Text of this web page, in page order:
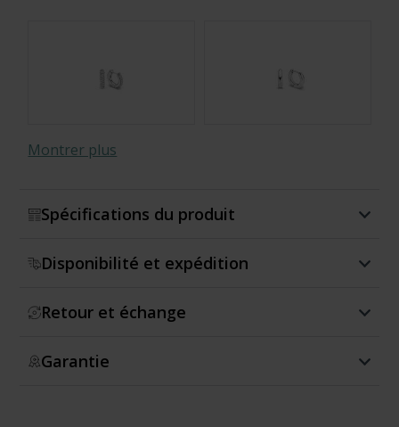
Montrer plus
Spécifications du produit
Disponibilité et expédition
Retour et échange
Garantie